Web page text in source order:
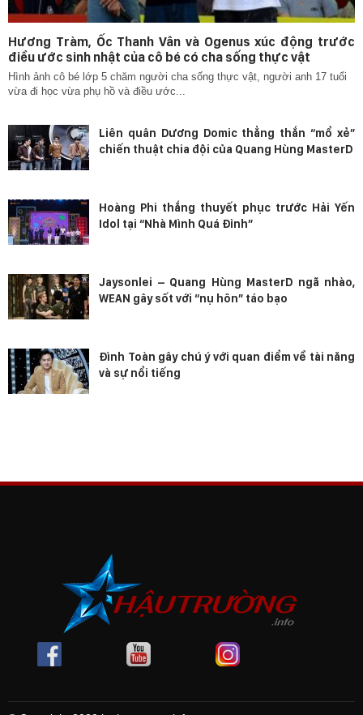
Hương Tràm, Ốc Thanh Vân và Ogenus xúc động trước
điều ước sinh nhật của cô bé có cha sống thực vật
Hình ảnh cô bé lớp 5 chăm người cha sống thực vật, người anh 17 tuổi
vừa đi học vừa phụ hồ và điều ước...
Liên quân Dương Domic thẳng thắn “mổ xẻ”
chiến thuật chia đội của Quang Hùng MasterD
Hoàng Phi thắng thuyết phục trước Hải Yến
Idol tại “Nhà Mình Quá Đỉnh”
Jaysonlei – Quang Hùng MasterD ngã nhào,
WEAN gây sốt với “nụ hôn” táo bạo
Đình Toàn gây chú ý với quan điểm về tài năng
và sự nổi tiếng